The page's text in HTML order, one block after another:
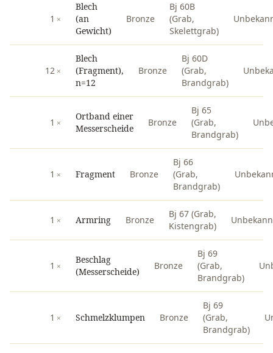
1
Blech
(an
Gewicht)
Bronze
Bj 60B
(Grab,
Skelettgrab)
12
Blech
(Fragment),
n=12
Bronze
Bj 60D
(Grab,
Brandgrab)
1
Ortband einer
Messerscheide
Bronze
Bj 65
(Grab,
Brandgrab)
1 Fragment Bronze
Bj 66
(Grab,
Brandgrab)
1 Armring Bronze
Bj 67 (Grab,
Kistengrab)
1
Beschlag
(Messerscheide)
Bronze
Bj 69
(Grab,
Brandgrab)
1 Schmelzklumpen Bronze
Bj 69
(Grab,
Brandgrab)